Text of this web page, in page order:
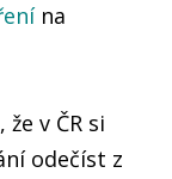
na
v ČR si
odečíst z